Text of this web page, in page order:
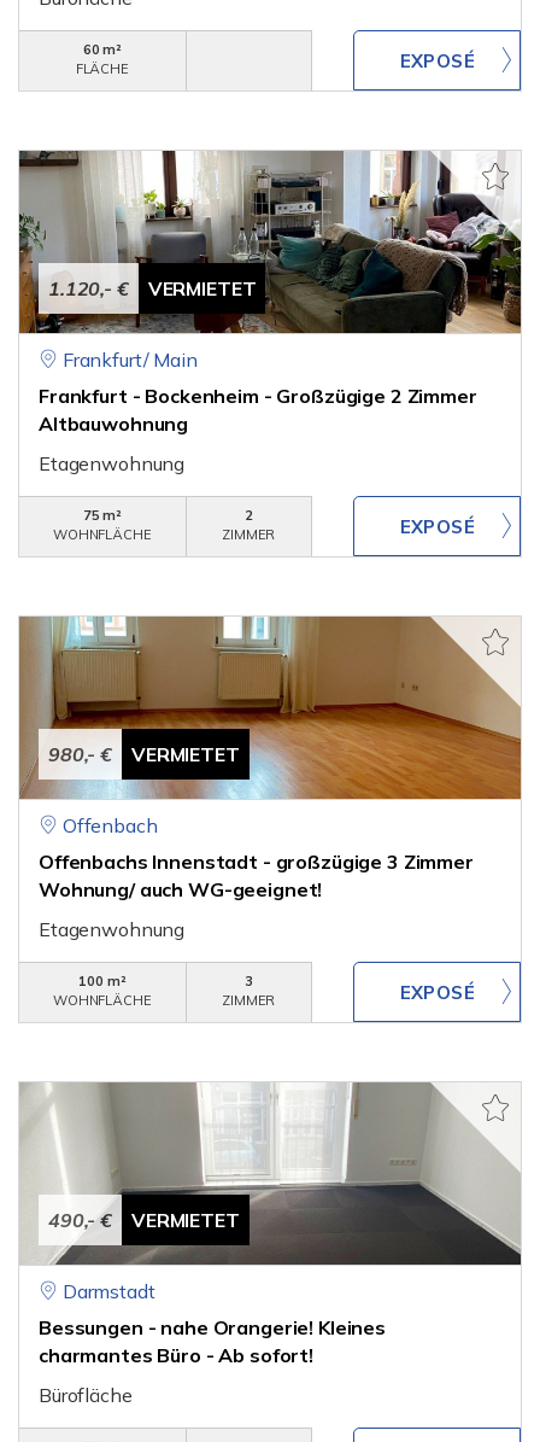
60 m²
FLÄCHE
1.120,- € VERMIETET
Frankfurt/ Main
Frankfurt - Bockenheim - Großzügige 2 Zimmer
Altbauwohnung
Etagenwohnung
75 m²
WOHNFLÄCHE
2
ZIMMER
980,- € VERMIETET
Offenbach
Offenbachs Innenstadt - großzügige 3 Zimmer
Wohnung/ auch WG-geeignet!
Etagenwohnung
100 m²
WOHNFLÄCHE
3
ZIMMER
490,- € VERMIETET
Darmstadt
Bessungen - nahe Orangerie! Kleines
charmantes Büro - Ab sofort!
Bürofläche